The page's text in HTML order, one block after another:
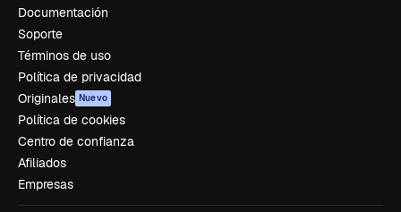
Documentación
Soporte
Términos de uso
Política de privacidad
Originales Nuevo
Política de cookies
Centro de confianza
Afiliados
Empresas